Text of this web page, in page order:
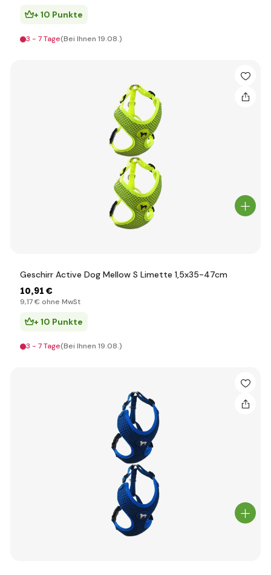
+ 10 Punkte
3 - 7 Tage(Bei Ihnen 19.08.)
Geschirr Active Dog Mellow S Limette 1,5x35-47cm
10,91 €
9,17 € ohne MwSt
+ 10 Punkte
3 - 7 Tage(Bei Ihnen 19.08.)